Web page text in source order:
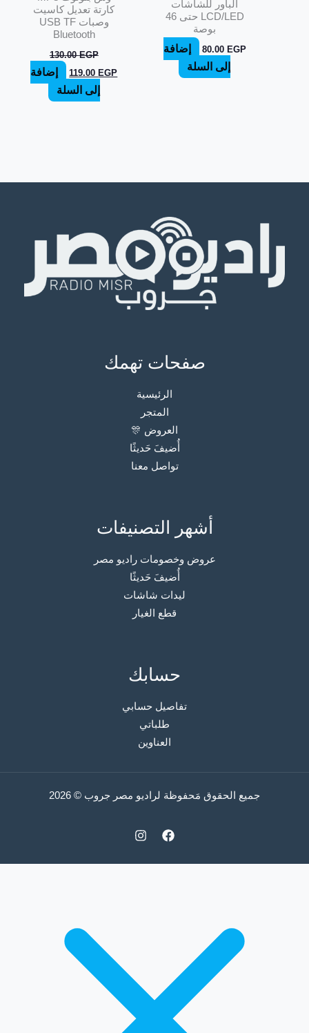
الباور للشاشات
LCD/LED حتى 46
بوصة
80.00 EGP
إضافة
إلى السلة
كارتة تعديل كاسيت
وصبات USB TF
Bluetooth
130.00EGP
119.00 EGP
إضافة
إلى السلة
صفحات تهمك
الرئيسية
المتجر
العروض 🎊
أُضيفَ حَديثًا
تواصل معنا
أشهر التصنيفات
عروض وخصومات راديو مصر
أُضيفَ حَديثًا
ليدات شاشات
قطع الغيار
حسابك
تفاصيل حسابي
طلباتي
العناوين
جميع الحقوق مَحفوظة لراديو مصر جروب © 2026